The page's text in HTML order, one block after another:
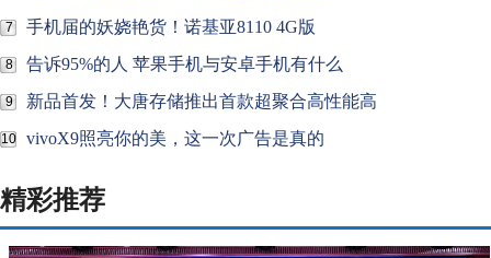
7 手机届的妖娆艳货！诺基亚8110 4G版
8 告诉95%的人 苹果手机与安卓手机有什么
9 新品首发！大唐存储推出首款超聚合高性能高
10 vivoX9照亮你的美，这一次广告是真的
精彩推荐